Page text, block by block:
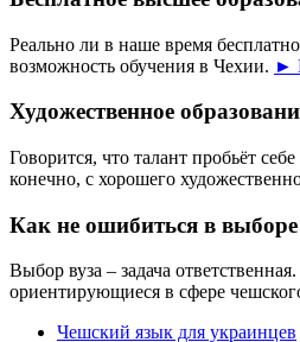
Реально ли в наше время
возможность обучения в Чехии. ►
Художественное
Говорится, что талант пробьёт
конечно, с хорошего
Как не ошибиться в выборе
Выбор вуза – задача
ориентирующиеся в сфере
Чешский язык для украинцев